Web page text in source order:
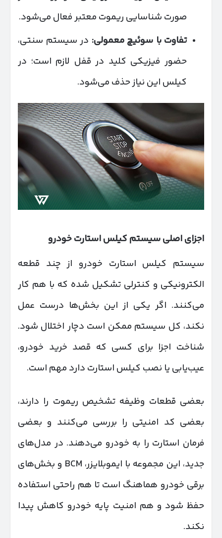
صورت شناسایی ریموت معتبر فعال می‌شود.
تفاوت با سوئیچ معمولی: در سیستم سنتی،
حضور فیزیکی کلید در قفل لازم است؛ در
کیلس این نیاز حذف می‌شود.
اجزای اصلی سیستم کیلس استارت خودرو
سیستم کیلس استارت خودرو از چند قطعه
الکترونیکی و کنترلی تشکیل شده که با هم کار
می‌کنند. اگر یکی از این بخش‌ها درست عمل
نکند، کل سیستم ممکن است دچار اختلال شود.
شناخت اجزا برای کسی که قصد خرید خودرو،
عیب‌یابی یا نصب کیلس استارت دارد مهم است.
بعضی قطعات وظیفه تشخیص ریموت را دارند،
بعضی کد امنیتی را بررسی می‌کنند و بعضی
فرمان استارت را به خودرو می‌دهند. در مدل‌های
جدید، این مجموعه با ایموبلایزر، BCM و بخش‌های
برقی خودرو هماهنگ است تا هم راحتی استفاده
حفظ شود و هم امنیت پایه خودرو کاهش پیدا
نکند.